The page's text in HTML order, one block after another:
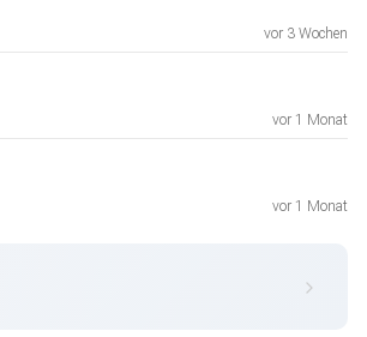
vor 3 Wochen
vor 1 Monat
vor 1 Monat